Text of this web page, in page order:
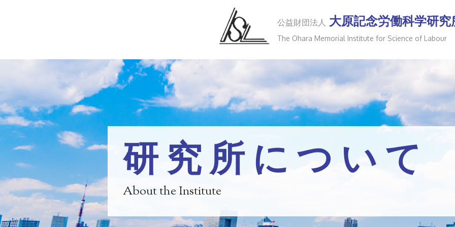
公益財団法人 大原記念労働科学研究
The Ohara Memorial Institute for Science of Labour
研究所について
About the Institute